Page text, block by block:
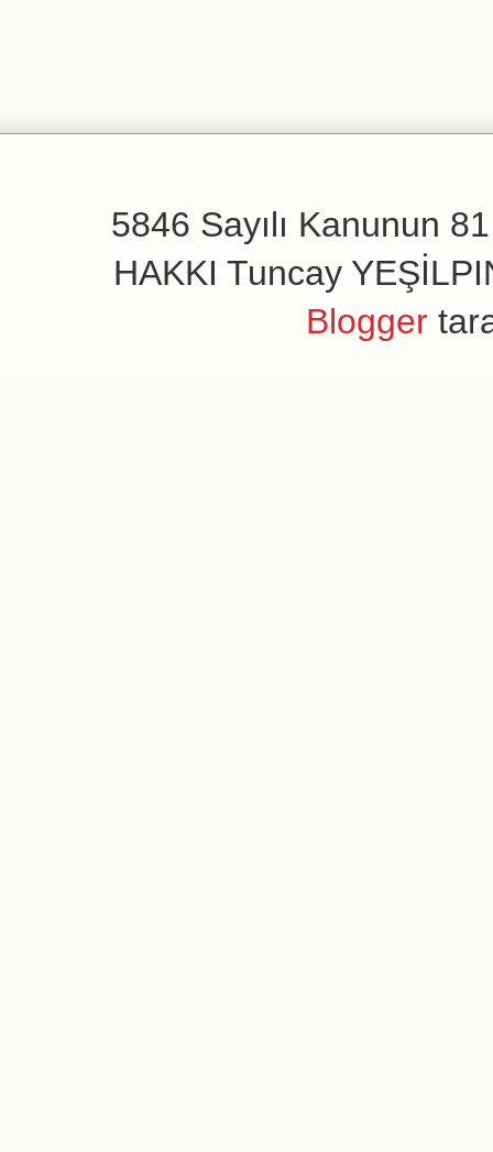
5846 Sayılı Kanunun
HAKKI Tuncay
Blogger